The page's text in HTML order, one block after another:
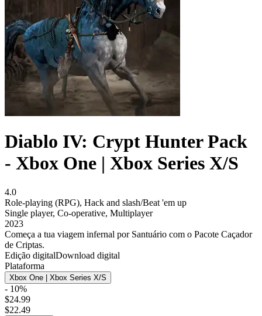
Diablo IV: Crypt Hunter Pack
- Xbox One | Xbox Series X/S
4.0
Role-playing (RPG), Hack and slash/Beat 'em up
Single player, Co-operative, Multiplayer
2023
Começa a tua viagem infernal por Santuário com o Pacote Caçador
de Criptas.
Edição digitalDownload digital
Plataforma
Xbox One | Xbox Series X/S
- 10%
$24.99
$22.49